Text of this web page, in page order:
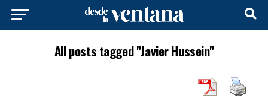
All posts tagged "Javier Hussein"